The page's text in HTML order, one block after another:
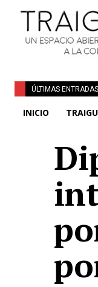
ÚLTIMAS ENTRADAS
INICIO